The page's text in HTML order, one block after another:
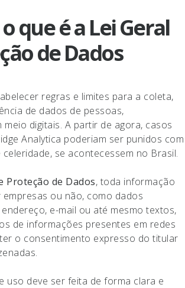
que é a Lei Geral
de Dados
regras e limites para a coleta,
de dados de pessoas,
meio digitais. A partir de agora, casos
Analytica poderiam ser punidos com
se acontecessem no Brasil.
Proteção de Dados, toda informação
ou não, como dados
e-mail ou até mesmo textos,
de informações presentes em redes
o consentimento expresso do titular
uso deve ser feita de forma clara e